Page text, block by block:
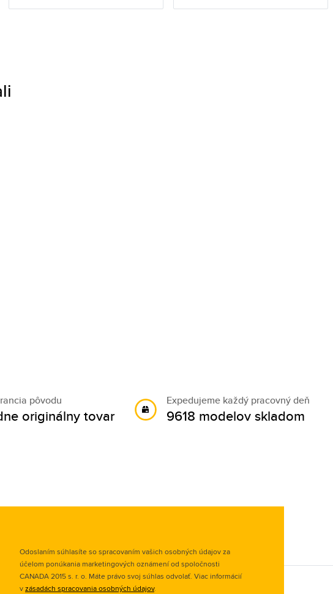
pôvodu
originálny tovar
Expedujeme každý pracovný deň
9618 modelov skladom
Odoslaním súhlasíte so spracovaním vašich osobných údajov za
účelom ponúkania marketingových oznámení od spoločnosti
CANADA 2015 s. r. o. Máte právo svoj súhlas odvolať. Viac informácií
vzásadách spracovania osobných údajov.